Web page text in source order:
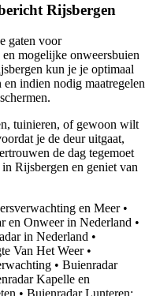
Rijsbergen
gaten voor
mogelijke onweersbuien
kun je je optimaal
indien nodig maatregelen
tuinieren, of gewoon wilt
je de deur uitgaat,
de dag tegemoet
Rijsbergen en geniet van
en Meer•
en Onweer in Nederland •
in Nederland •
Van Het Weer•
• Buienradar
Kapelle en
• Buienradar Lunteren: